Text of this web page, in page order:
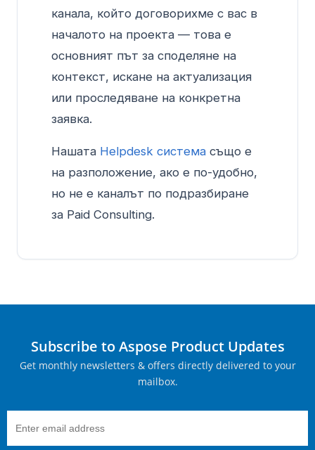
канала, който договорихме с вас в
началото на проекта — това е
основният път за споделяне на
контекст, искане на актуализация
или проследяване на конкретна
заявка.
Нашата Helpdesk система също е
на разположение, ако е по-удобно,
но не е каналът по подразбиране
за Paid Consulting.
Subscribe to Aspose Product Updates
Get monthly newsletters & offers directly delivered to your
mailbox.